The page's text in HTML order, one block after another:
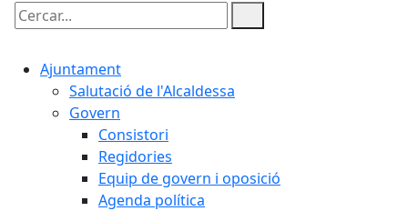
Cercar:
Ajuntament
Salutació de l'Alcaldessa
Govern
Consistori
Regidories
Equip de govern i oposició
Agenda política